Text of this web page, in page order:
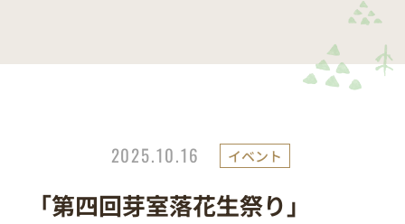
2025.10.16 イベント
「第四回芽室落花生祭り」